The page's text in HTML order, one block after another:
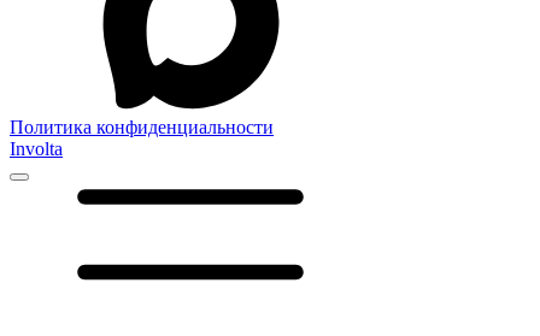
Политика конфиденциальности
Involta